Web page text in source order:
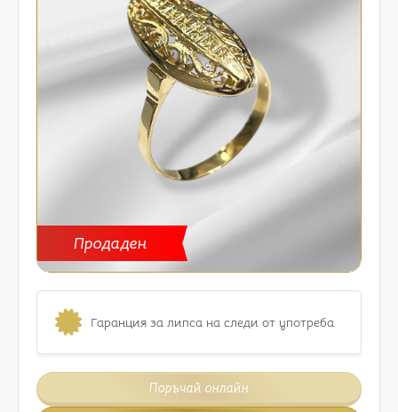
Продаден
Гаранция за липса на следи от употреба
Поръчай онлайн